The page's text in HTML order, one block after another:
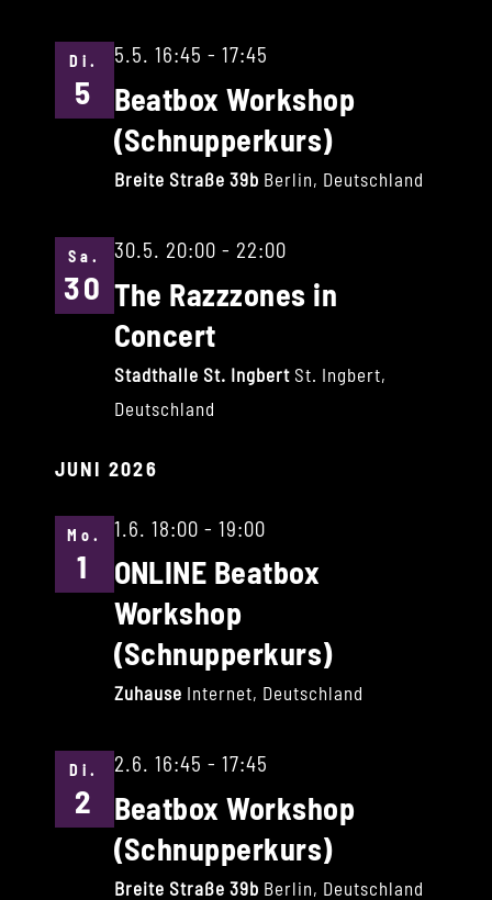
Di.
5
5.5. 16:45 - 17:45
Beatbox Workshop
(Schnupperkurs)
Breite Straße 39b Berlin, Deutschland
Sa.
30
30.5. 20:00 - 22:00
The Razzzones in
Concert
Stadthalle St. Ingbert St. Ingbert,
Deutschland
JUNI 2026
Mo.
1
1.6. 18:00 - 19:00
ONLINE Beatbox
Workshop
(Schnupperkurs)
Zuhause Internet, Deutschland
Di.
2
2.6. 16:45 - 17:45
Beatbox Workshop
(Schnupperkurs)
Breite Straße 39b Berlin, Deutschland